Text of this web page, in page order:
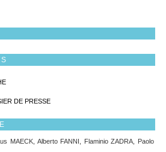
DE PRESSE
MAECK, Alberto FANNI, Flaminio ZADRA, Paolo